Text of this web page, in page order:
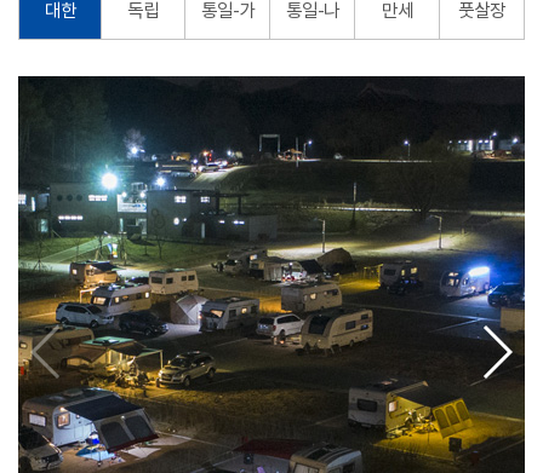
대한 독립 통일-가 통일-나 만세 풋살장